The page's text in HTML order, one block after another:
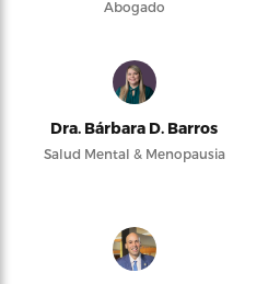
Abogado
Dra. Bárbara D. Barros
Salud Mental & Menopausia